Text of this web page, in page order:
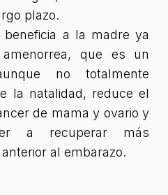
plazo.
a la madre ya
que es un
no totalmente
la natalidad, reduce el
de mama y ovario y
a recuperar más
al embarazo.